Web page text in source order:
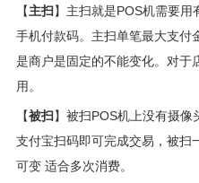
【主扫】主扫就是POS机需要
手机付款码。主扫单笔最大支付
是商户是固定的不能变化。对于
用。
【被扫】被扫POS机上没有摄
支付宝扫码即可完成交易，被扫
可变 适合多次消费。